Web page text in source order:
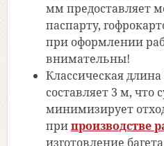
мм предоставляет
паспарту,
при оформлении
внимательны!
Классическая
составляет 3 м, что
минимизирует
припроизводстве
изготовление